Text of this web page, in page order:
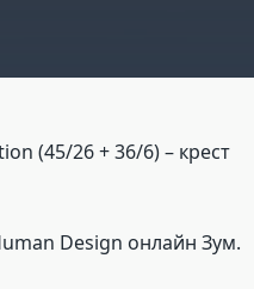
(45/26 + 36/6) – крест
Design онлайн Зум.